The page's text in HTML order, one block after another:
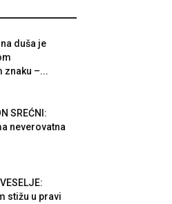
duša je
znaku –...
SREĆNI:
neverovatna
stižu u pravi